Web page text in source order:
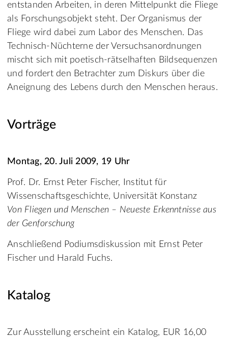
entstanden Arbeiten, in deren Mittelpunkt die Fliege
als Forschungsobjekt steht. Der Organismus der
Fliege wird dabei zum Labor des Menschen. Das
Technisch-Nüchterne der Versuchsanordnungen
mischt sich mit poetisch-rätselhaften Bildsequenzen
und fordert den Betrachter zum Diskurs über die
Aneignung des Lebens durch den Menschen heraus.
Vorträge
Montag, 20. Juli 2009, 19 Uhr
Prof. Dr. Ernst Peter Fischer, Institut für
Wissenschaftsgeschichte, Universität Konstanz
Von Fliegen und Menschen – Neueste Erkenntnisse aus
der Genforschung
Anschließend Podiumsdiskussion mit Ernst Peter
Fischer und Harald Fuchs.
Katalog
Zur Ausstellung erscheint ein Katalog, EUR 16,00